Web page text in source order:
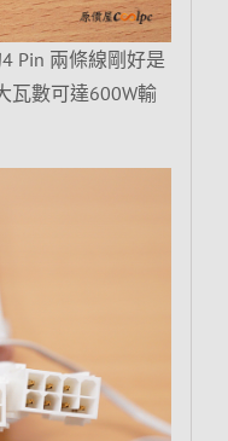
Pin 兩條線剛好是
瓦數可達600W輸